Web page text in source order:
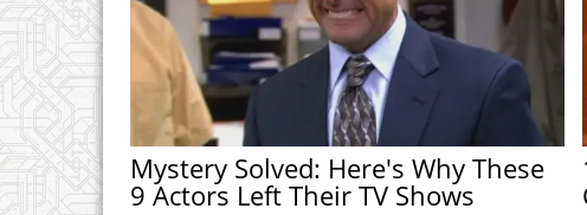
Mystery Solved: Here's Why These
9 Actors Left Their TV Shows